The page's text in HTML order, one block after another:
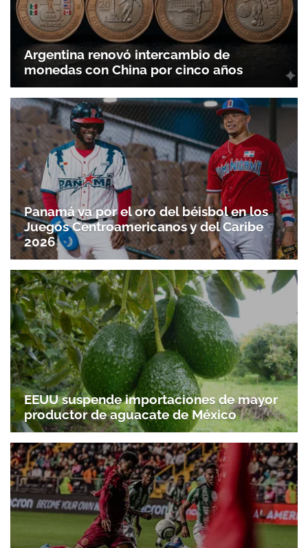
Argentina renovó intercambio de
monedas con China por cinco años
Panamá va por el oro del béisbol en los
Juegos Centroamericanos y del Caribe
2026
EEUU suspende importaciones de mayor
productor de aguacate de México